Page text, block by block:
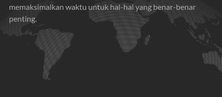
memaksimalkan waktu untuk hal-hal yang benar-benar
penting.